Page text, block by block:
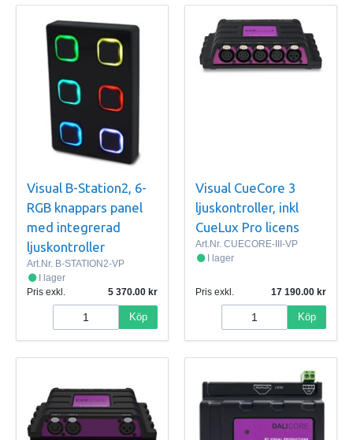
Visual B-Station2, 6-
RGB knappars panel
med integrerad
ljuskontroller
Art.Nr. B-STATION2-VP
I lager
Pris exkl.
5 370.00
Köp
Visual CueCore 3
ljuskontroller, inkl
CueLux Pro licens
Art.Nr. CUECORE-III-VP
I lager
Pris exkl. 17 190.00
Köp